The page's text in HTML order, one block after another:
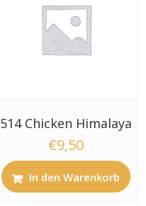
514 Chicken Himalaya
€9,50
In den Warenkorb